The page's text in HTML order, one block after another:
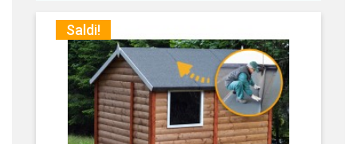
Saldi!